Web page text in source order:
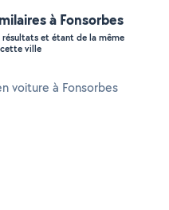
à Fonsorbes
résultats et étant de la même
ville
voiture à Fonsorbes